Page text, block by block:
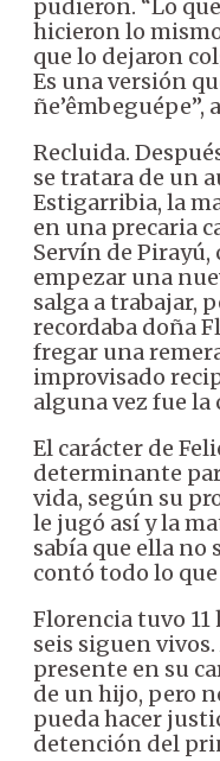
pudieron. “Lo
hicieron lo
que lo dejaron
Es una versión
Recluida.
se tratara de un
Estigarribia, la
en una precaria
Servín de
empezar una
salga a trabajar,
recordaba doña
fregar una
improvisado
alguna vez fue
El carácter de
determinante
vida, según su
le jugó así y la
sabía que ella no
contó todo lo que
Florencia tuvo 11
seis siguen
presente en su
de un hijo, pero
pueda hacer
detención del